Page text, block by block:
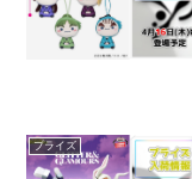
プライズ